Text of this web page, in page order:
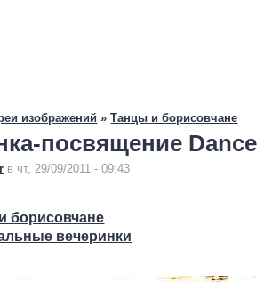
изображений »Танцы и борисовчане
посвящение Dance
в чт, 29/09/2011 - 09:43
борисовчане
вечеринки